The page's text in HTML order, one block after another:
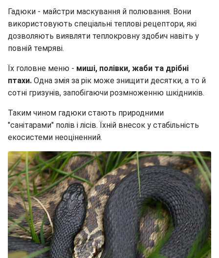
Гадюки - майстри маскування й полювання. Вони
використовують спеціальні теплові рецептори, які
дозволяють виявляти теплокровну здобич навіть у
повній темряві.
Їх головне меню - миші, полівки, жаби та дрібні
птахи. Одна змія за рік може знищити десятки, а то й
сотні гризунів, запобігаючи розмноженню шкідників.
Таким чином гадюки стають природними
"санітарами" полів і лісів. Їхній внесок у стабільність
екосистеми неоціненний.